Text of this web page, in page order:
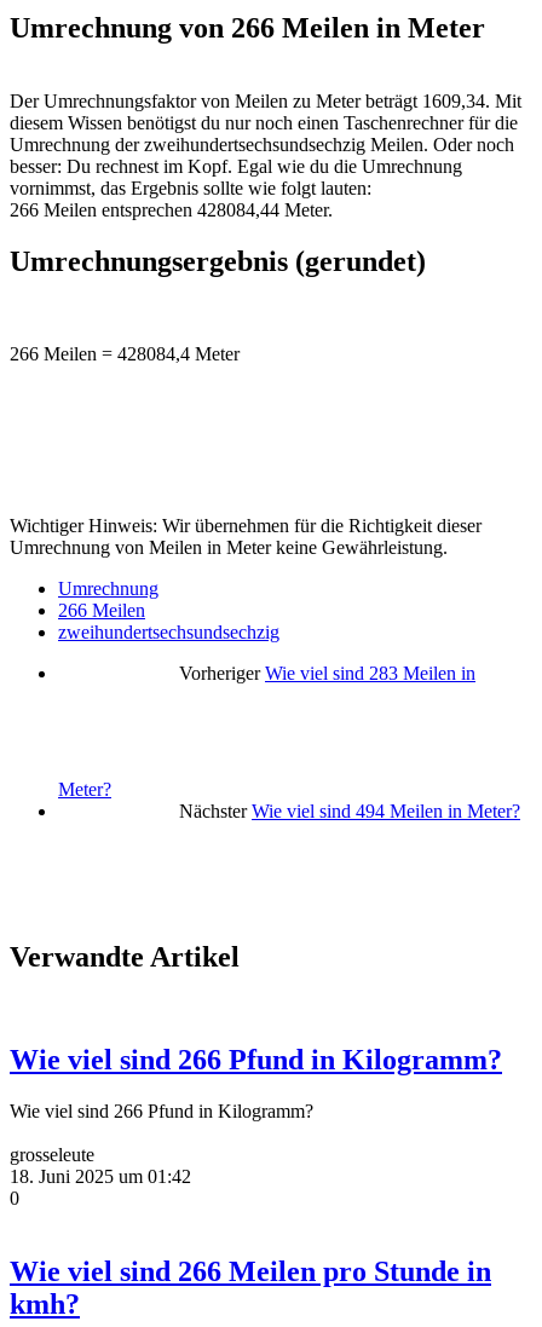
Umrechnung von 266 Meilen in Meter
Der Umrechnungsfaktor von Meilen zu Meter beträgt 1609,34. Mit
diesem Wissen benötigst du nur noch einen Taschenrechner für die
Umrechnung der zweihundertsechsundsechzig Meilen. Oder noch
besser: Du rechnest im Kopf. Egal wie du die Umrechnung
vornimmst, das Ergebnis sollte wie folgt lauten:
266 Meilen entsprechen 428084,44 Meter.
Umrechnungsergebnis (gerundet)
266 Meilen = 428084,4 Meter
Wichtiger Hinweis: Wir übernehmen für die Richtigkeit dieser
Umrechnung von Meilen in Meter keine Gewährleistung.
Umrechnung
266 Meilen
zweihundertsechsundsechzig
Vorheriger Wie viel sind 283 Meilen in
Meter?
Nächster Wie viel sind 494 Meilen in Meter?
Verwandte Artikel
Wie viel sind 266 Pfund in Kilogramm?
Wie viel sind 266 Pfund in Kilogramm?
grosseleute
18. Juni 2025 um 01:42
0
Wie viel sind 266 Meilen pro Stunde in
kmh?